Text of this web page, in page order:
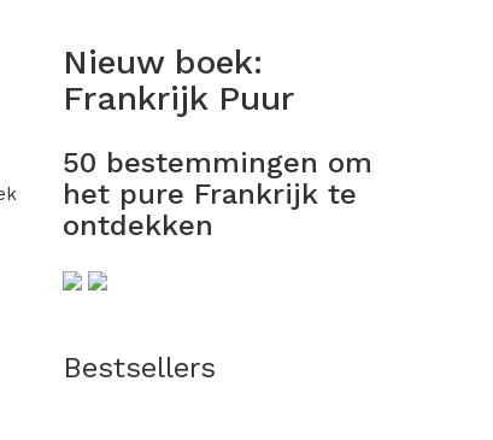
Nieuw boek:
Frankrijk Puur
50 bestemmingen om
het pure Frankrijk te
ontdekken
Bestsellers